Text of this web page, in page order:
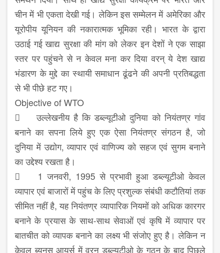
चीन में भी एकता देखी गई। लेकिन इस सम्मेलन में अमेरिका और
यूरोपीय यूनियन की नकारात्मक भूमिका रही। भारत के द्वारा
उठाई गई खाद्य सुरक्षा की मांग को लेकर इन देशों ने एक साझा
स्तर पर पहुंचने से न केवल मना कर दिया वरन् ये देश खाद्य
भंडारण के मुद्दे का स्थायी समाधान ढूंढने की अपनी प्रतिबद्धता
से भी पीछे हट गए।
Objective of WTO
 उल्लेखनीय है कि डब्ल्यूटीओ दुनिया को नियंतण्र गांव
बनाने का सपना लिये हुए एक ऐसा नियंतण्र संगठन है, जो
दुनिया में उद्योग, व्यापार एवं वाणिज्य को सहज एवं सुगम बनाने
का उद्देश्य रखता है।
 1 जनवरी, 1995 से प्रभावी हुआ डब्ल्यूटीओ केवल
व्यापार एवं बाजारों में पहुंच के लिए प्रशुल्क संबंधी कटौतियां तक
सीमित नहीं है, यह नियंतण्र व्यापारिक नियमों को अधिक कारगर
बनाने के प्रयास के साथ-साथ सेवाओं एवं कृषि में व्यापार पर
बातचीत को व्यापक बनाने का लक्ष्य भी संजोए हुए है। लेकिन न
केवल ब्यूनस आयर्स में वरन् डब्ल्यूटीओ के गठन के बाद पिछले